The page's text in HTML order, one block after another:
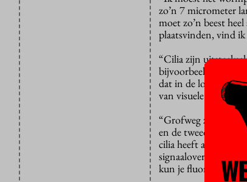
zo’n 7 micrometer
moet zo’n beest
plaatsvinden, vind ik
“Cilia zijn
bijvoorbeeld voor
dat in de longen
van visuele signalen
“Grofweg zijn er
en de tweede bij de
cilia heeft antennes
signaaloverdracht
kun je fluorescerend